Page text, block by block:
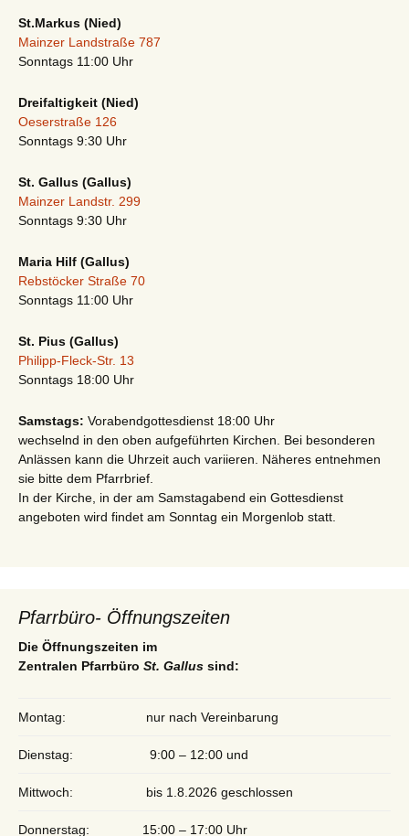
St.Markus (Nied)
Mainzer Landstraße 787
Sonntags 11:00 Uhr
Dreifaltigkeit (Nied)
Oeserstraße 126
Sonntags 9:30 Uhr
St. Gallus (Gallus)
Mainzer Landstr. 299
Sonntags 9:30 Uhr
Maria Hilf (Gallus)
Rebstöcker Straße 70
Sonntags 11:00 Uhr
St. Pius (Gallus)
Philipp-Fleck-Str. 13
Sonntags 18:00 Uhr
Samstags: Vorabendgottesdienst 18:00 Uhr
wechselnd in den oben aufgeführten Kirchen. Bei besonderen
Anlässen kann die Uhrzeit auch variieren. Näheres entnehmen
sie bitte dem Pfarrbrief.
In der Kirche, in der am Samstagabend ein Gottesdienst
angeboten wird findet am Sonntag ein Morgenlob statt.
Pfarrbüro- Öffnungszeiten
Die Öffnungszeiten im
Zentralen Pfarrbüro St. Gallus sind:
Montag: nur nach Vereinbarung
Dienstag: 9:00 – 12:00 und
Mittwoch: bis 1.8.2026 geschlossen
Donnerstag: 15:00 – 17:00 Uhr